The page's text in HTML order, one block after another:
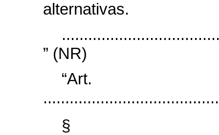
alternativas.
” (NR)
§